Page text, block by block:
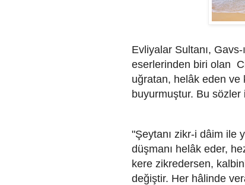
Evliyalar Sultanı,
eserlerinden biri olan
uğratan, helâk eden ve
buyurmuştur. Bu
"Şeytanı zikr-i dâim ile
düşmanı helâk eder,
kere zikredersen,
değiştir. Her hâlinde